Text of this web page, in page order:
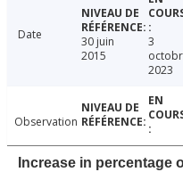
Date
30 juin
2015
3
2023
Observation
Increase in percentage